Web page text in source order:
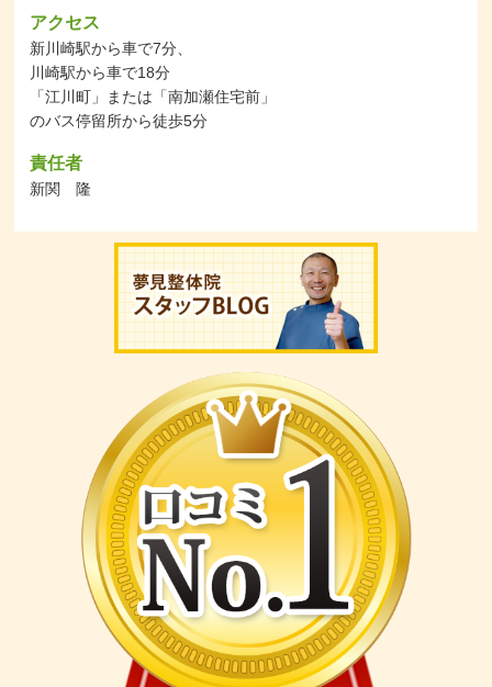
アクセス
新川崎駅から車で7分、
川崎駅から車で18分
「江川町」または「南加瀬住宅前」
のバス停留所から徒歩5分
責任者
新関 隆